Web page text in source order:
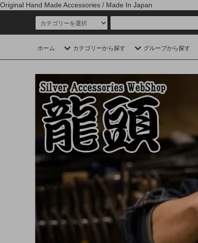
Original Hand Made Accessories / Made In Japan
ホーム カテゴリーから探す グループから探す